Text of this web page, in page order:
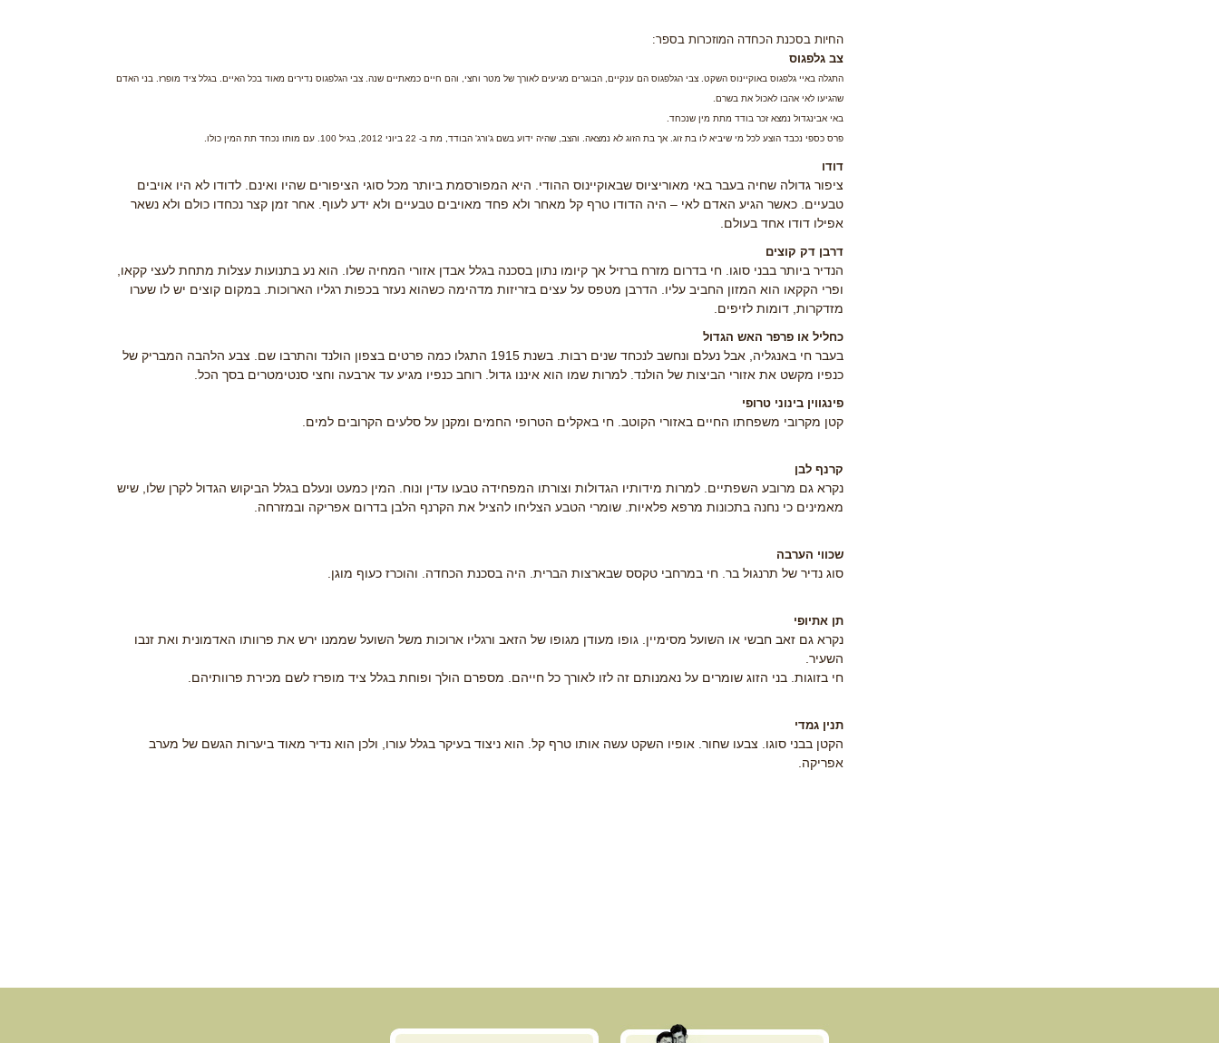
החיות בסכנת הכחדה המוזכרות בספר:
צב גלפגוס
התגלה באיי גלפגוס באוקיינוס השקט. צבי הגלפגוס הם ענקיים, הבוגרים מגיעים לאורך של מטר וחצי, והם חיים כמאתיים שנה. צבי הגלפגוס נדירים מאוד בכל האיים. בגלל ציד מופרז. בני האדם
שהגיעו לאי אהבו לאכול את בשרם.
באי אבינגדול נמצא זכר בודד מתת מין שנכחד.
פרס כספי נכבד הוצע לכל מי שיביא לו בת זוג. אך בת הזוג לא נמצאה. והצב, שהיה ידוע בשם ג'ורג' הבודד, מת ב- 22 ביוני 2012, בגיל 100. עם מותו נכחד תת המין כולו.
דודו
ציפור גדולה שחיה בעבר באי מאוריציוס שבאוקיינוס ההודי. היא המפורסמת ביותר מכל סוגי הציפורים שהיו ואינם. לדודו לא היו אויבים
טבעיים. כאשר הגיע האדם לאי – היה הדודו טרף קל מאחר ולא פחד מאויבים טבעיים ולא ידע לעוף. אחר זמן קצר נכחדו כולם ולא נשאר
אפילו דודו אחד בעולם.
דרבן דק קוצים
הנדיר ביותר בבני סוגו. חי בדרום מזרח ברזיל אך קיומו נתון בסכנה בגלל אבדן אזורי המחיה שלו. הוא נע בתנועות עצלות מתחת לעצי קקאו,
ופרי הקקאו הוא המזון החביב עליו. הדרבן מטפס על עצים בזריזות מדהימה כשהוא נעזר בכפות רגליו הארוכות. במקום קוצים יש לו שערו
מזדקרות, דומות לזיפים.
כחליל או פרפר האש הגדול
בעבר חי באנגליה, אבל נעלם ונחשב לנכחד שנים רבות. בשנת 1915 התגלו כמה פרטים בצפון הולנד והתרבו שם. צבע הלהבה המבריק של
כנפיו מקשט את אזורי הביצות של הולנד. למרות שמו הוא איננו גדול. רוחב כנפיו מגיע עד ארבעה וחצי סנטימטרים בסך הכל.
פינגווין בינוני טרופי
קטן מקרובי משפחתו החיים באזורי הקוטב. חי באקלים הטרופי החמים ומקנן על סלעים הקרובים למים.
קרנף לבן
נקרא גם מרובע השפתיים. למרות מידותיו הגדולות וצורתו המפחידה טבעו עדין ונוח. המין כמעט ונעלם בגלל הביקוש הגדול לקרן שלו, שיש
מאמינים כי נחנה בתכונות מרפא פלאיות. שומרי הטבע הצליחו להציל את הקרנף הלבן בדרום אפריקה ובמזרחה.
שכווי הערבה
סוג נדיר של תרנגול בר. חי במרחבי טקסס שבארצות הברית. היה בסכנת הכחדה. והוכרז כעוף מוגן.
תן אתיופי
נקרא גם זאב חבשי או השועל מסימיין. גופו מעודן מגופו של הזאב ורגליו ארוכות משל השועל שממנו ירש את פרוותו האדמונית ואת זנבו
השעיר.
חי בזוגות. בני הזוג שומרים על נאמנותם זה לזו לאורך כל חייהם. מספרם הולך ופוחת בגלל ציד מופרז לשם מכירת פרוותיהם.
תנין גמדי
הקטן בבני סוגו. צבעו שחור. אופיו השקט עשה אותו טרף קל. הוא ניצוד בעיקר בגלל עורו, ולכן הוא נדיר מאוד ביערות הגשם של מערב
אפריקה.